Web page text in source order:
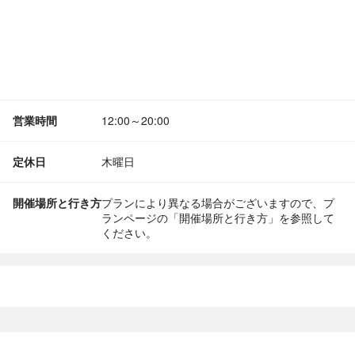
営業時間 12:00～20:00
定休日 木曜日
開催場所と行き方プランにより異なる場合がございますので、プ
ランページの「開催場所と行き方」を参照して
ください。